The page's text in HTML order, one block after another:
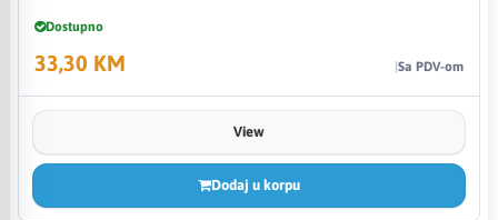
Dostupno
33,30 KM Sa PDV-om
View
Dodaj u korpu